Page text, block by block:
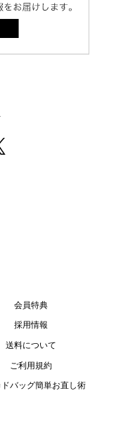
会員特典
採用情報
送料について
ご利用規約
ドバッグ簡単お直し術